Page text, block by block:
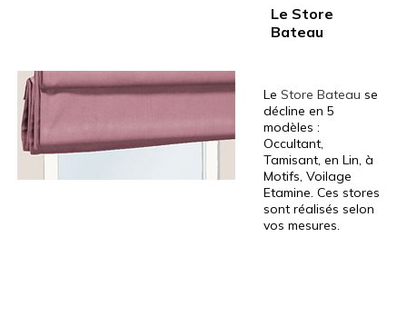
Le Store
Bateau
Le Store Bateau se
décline en 5
modèles :
Occultant,
Tamisant, en Lin, à
Motifs, Voilage
Etamine. Ces stores
sont réalisés selon
vos mesures.